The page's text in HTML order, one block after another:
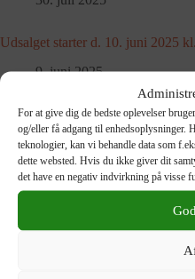
For at give dig de bedste oplevelser
og/eller få adgang til enhedsoplysninger.
teknologier, kan vi behandle data som
dette websted. Hvis du ikke giver dit
det have en negativ indvirkning på visse
Udsalget starter d. 10. juni 2025
9. juni 2025
Træd ind i sommersæsonen i
20. maj 2025